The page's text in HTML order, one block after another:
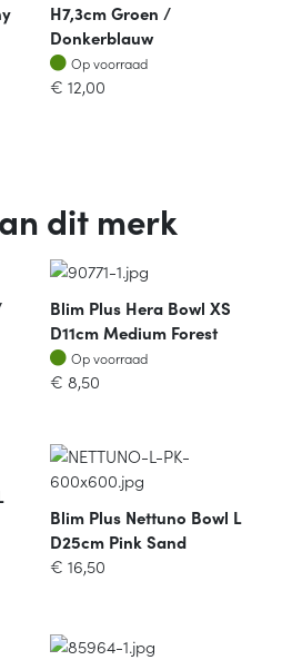
H7,3cm Groen /
Donkerblauw
Op voorraad
Op voorraad
€ 12,00
dit merk
Blim Plus Hera Bowl XS
D11cm Medium Forest
Op voorraad
Op voorraad
€ 8,50
Blim Plus Nettuno Bowl L
D25cm Pink Sand
€ 16,50